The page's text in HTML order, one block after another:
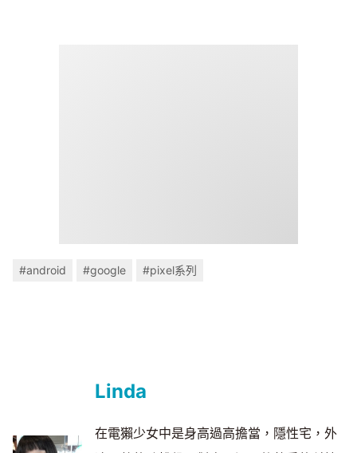
#android #google #pixel系列
Linda
在電獺少女中是身高過高擔當，隱性宅，外